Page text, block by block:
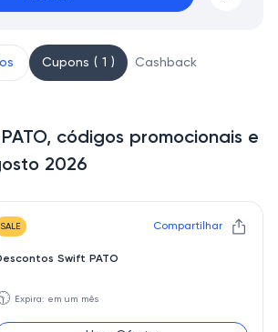
Cupons ( 1 ) Cashback
códigos promocionais e
2026
SALE Compartilhar
Swift PATO
Expira: em um mês